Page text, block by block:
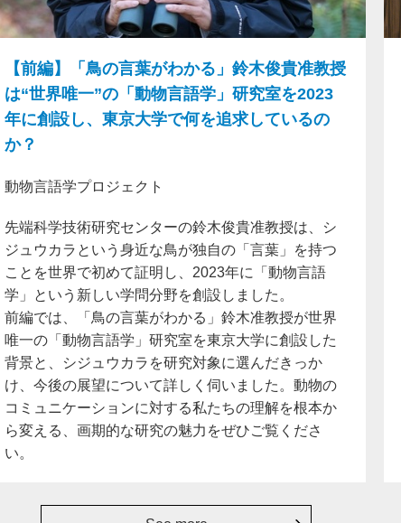
【前編】「鳥の言葉がわかる」鈴木俊貴准教授
は“世界唯一”の「動物言語学」研究室を2023
年に創設し、東京大学で何を追求しているの
か？
動物言語学プロジェクト
先端科学技術研究センターの鈴木俊貴准教授は、シ
ジュウカラという身近な鳥が独自の「言葉」を持つ
ことを世界で初めて証明し、2023年に「動物言語
学」という新しい学問分野を創設しました。
前編では、「鳥の言葉がわかる」鈴木准教授が世界
唯一の「動物言語学」研究室を東京大学に創設した
背景と、シジュウカラを研究対象に選んだきっか
け、今後の展望について詳しく伺いました。動物の
コミュニケーションに対する私たちの理解を根本か
ら変える、画期的な研究の魅力をぜひご覧くださ
い。